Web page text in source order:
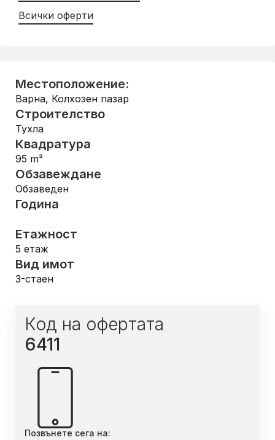
Всички оферти
Местоположение:
Варна, Колхозен пазар
Строителство
Тухла
Квадратура
95 m²
Обзавеждане
Обзаведен
Година
Етажност
5 етаж
Вид имот
3-стаен
Код на офертата
6411
Позвънете сега на: